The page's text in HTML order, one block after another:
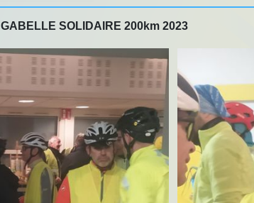
GABELLE SOLIDAIRE 200km 2023